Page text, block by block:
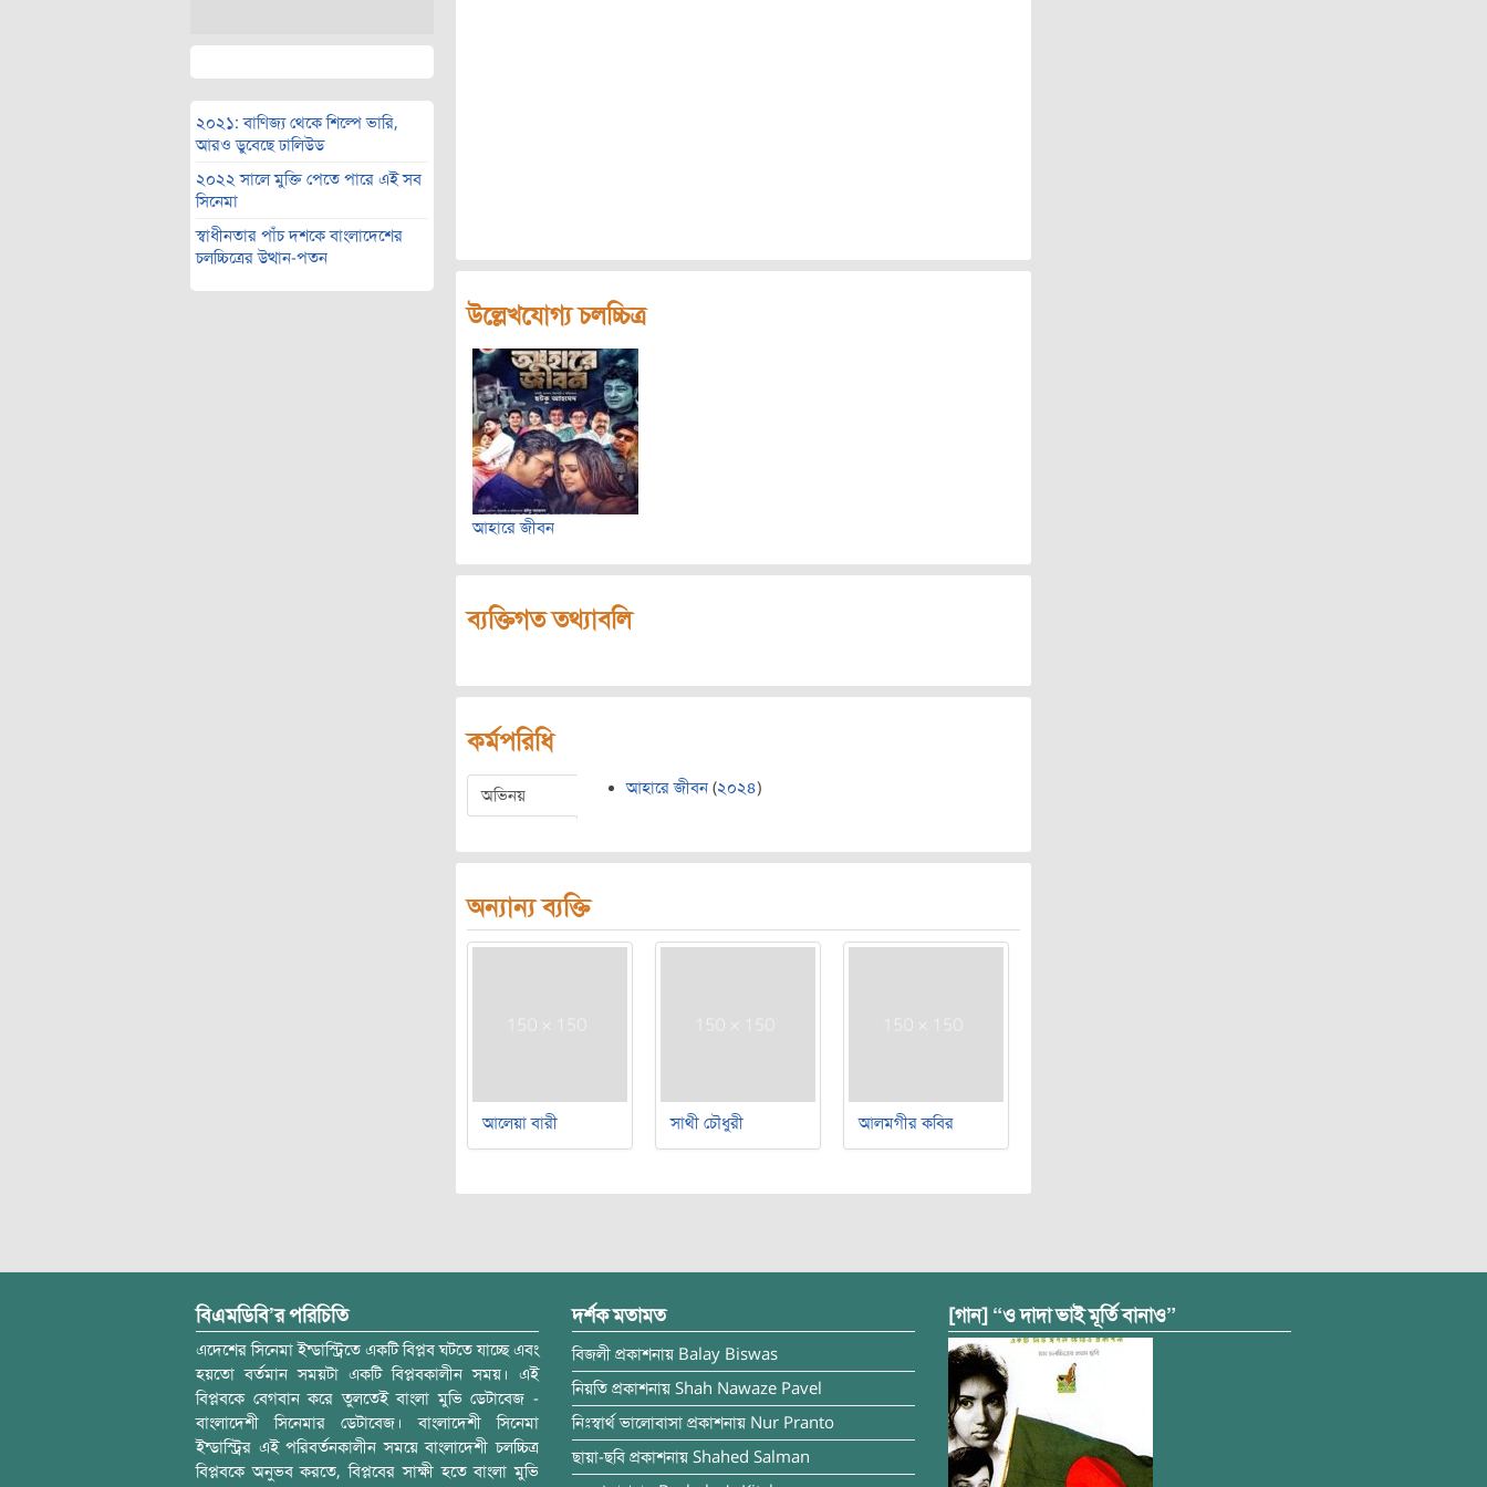
২০২১: বাণিজ্য থেকে শিল্পে ভারি,
আরও ডুবেছে ঢালিউড
২০২২ সালে মুক্তি পেতে পারে এই সব
সিনেমা
স্বাধীনতার পাঁচ দশকে বাংলাদেশের
চলচ্চিত্রের উত্থান-পতন
উল্লেখযোগ্য চলচ্চিত্র
আহারে জীবন
ব্যক্তিগত তথ্যাবলি
কর্মপরিধি
অভিনয় আহারে জীবন (২০২৪)
অন্যান্য ব্যক্তি
আলেয়া বারী সাথী চৌধুরী আলমগীর কবির
বিএমডিবি’র পরিচিতি
এদেশের সিনেমা ইন্ডাস্ট্রিতে একটি বিপ্লব ঘটতে যাচ্ছে এবং
হয়তো বর্তমান সময়টা একটি বিপ্লবকালীন সময়। এই
বিপ্লবকে বেগবান করে তুলতেই বাংলা মুভি ডেটাবেজ -
বাংলাদেশী সিনেমার ডেটাবেজ। বাংলাদেশী সিনেমা
ইন্ডাস্ট্রির এই পরিবর্তনকালীন সময়ে বাংলাদেশী চলচ্চিত্র
বিপ্লবকে অনুভব করতে, বিপ্লবের সাক্ষী হতে বাংলা মুভি
দর্শক মতামত
বিজলী প্রকাশনায় Balay Biswas
নিয়তি প্রকাশনায় Shah Nawaze Pavel
নিঃস্বার্থ ভালোবাসা প্রকাশনায় Nur Pranto
ছায়া-ছবি প্রকাশনায় Shahed Salman
[গান] “ও দাদা ভাই মূর্তি বানাও”